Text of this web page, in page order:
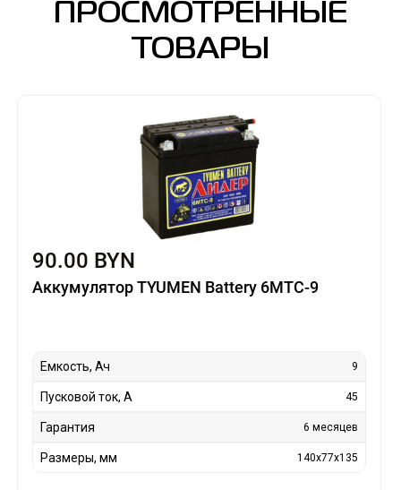
ПРОСМОТРЕННЫЕ
ТОВАРЫ
90.00 BYN
Аккумулятор TYUMEN Battery 6МТС-9
Емкость, Ач 9
Пусковой ток, А 45
Гарантия 6 месяцев
Размеры, мм 140x77x135